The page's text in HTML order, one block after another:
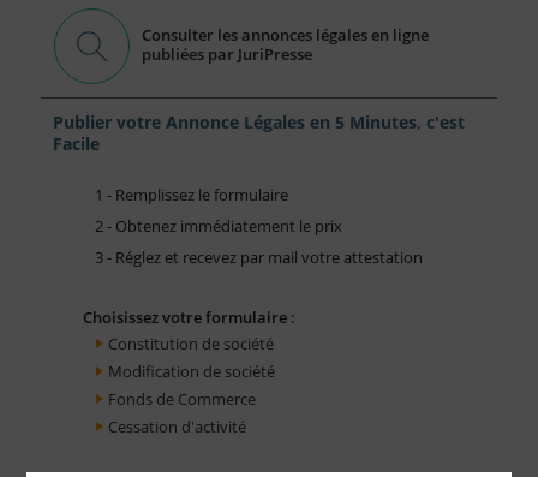
Consulter les annonces légales en ligne
publiées par JuriPresse
Publier votre Annonce Légales en 5 Minutes, c'est
Facile
1 - Remplissez le formulaire
2 - Obtenez immédiatement le prix
3 - Réglez et recevez par mail votre attestation
Choisissez votre formulaire :
Constitution de société
Modification de société
Fonds de Commerce
Cessation d'activité